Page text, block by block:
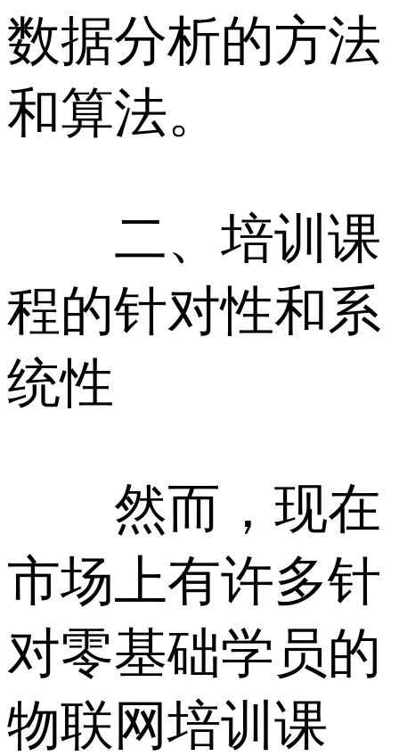
数据分析的方法
和算法。
二、培训课
程的针对性和系
统性
然而，现在
市场上有许多针
对零基础学员的
物联网培训课